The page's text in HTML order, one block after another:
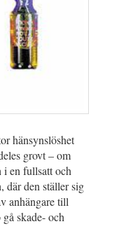
hänsynslöshet
grovt – om
i en fullsatt och
där den ställer sig
anhängare till
skade- och